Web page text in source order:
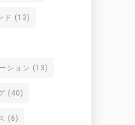
ド (13)
ション (13)
(40)
(6)